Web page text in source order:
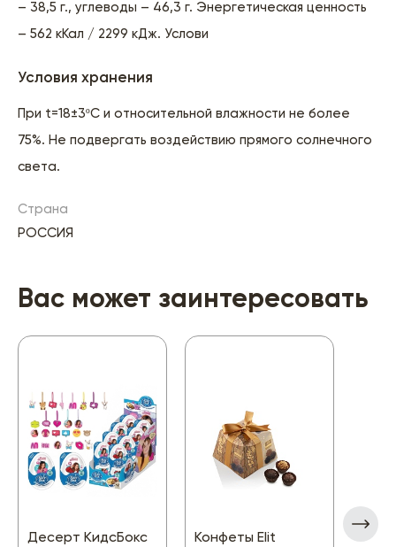
– 38,5 г., углеводы – 46,3 г. Энергетическая ценность
– 562 кКал / 2299 кДж. Услови
Условия хранения
При t=18±3ºC и относительной влажности не более
75%. Не подвергать воздействию прямого солнечного
света.
Страна
РОССИЯ
Вас может заинтересовать
Десерт КидсБокс
Конфеты Elit